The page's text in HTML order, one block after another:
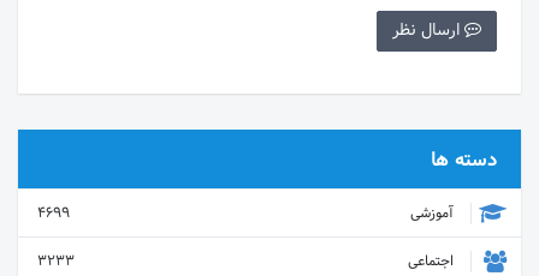
دسته ها
آموزشی
4699
اجتماعی
3233